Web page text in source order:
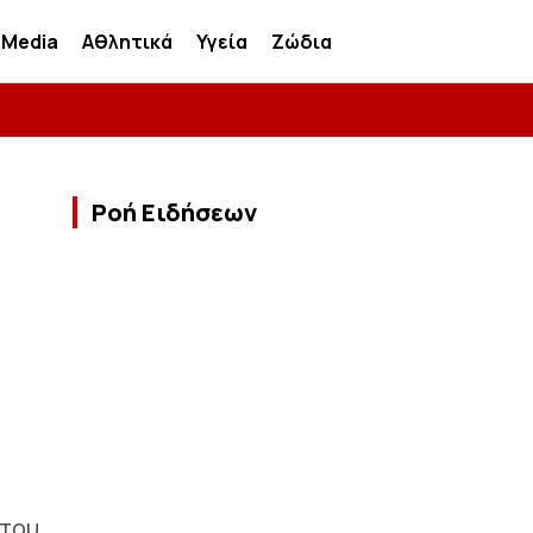
Media Αθλητικά Υγεία Ζώδια
Ροή Ειδήσεων